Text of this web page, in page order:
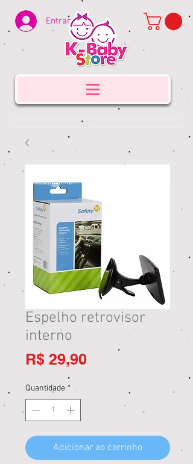
Entrar
Espelho retrovisor
interno
R$ 29,90
Quantidade *
Adicionar ao carrinho